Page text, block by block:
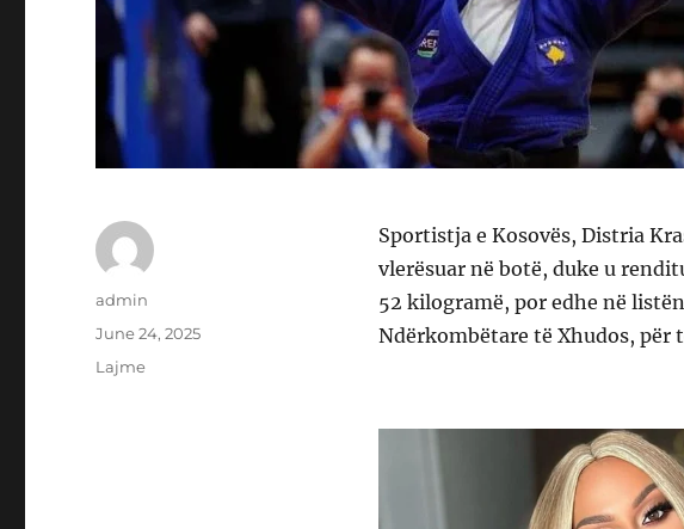
Sportistja e Kosovës, Distria
vlerësuar në botë, duke u
52 kilogramë, por edhe në
Ndërkombëtare të Xhudos,
Author
admin
Posted
June 24, 2025
Categories
Lajme